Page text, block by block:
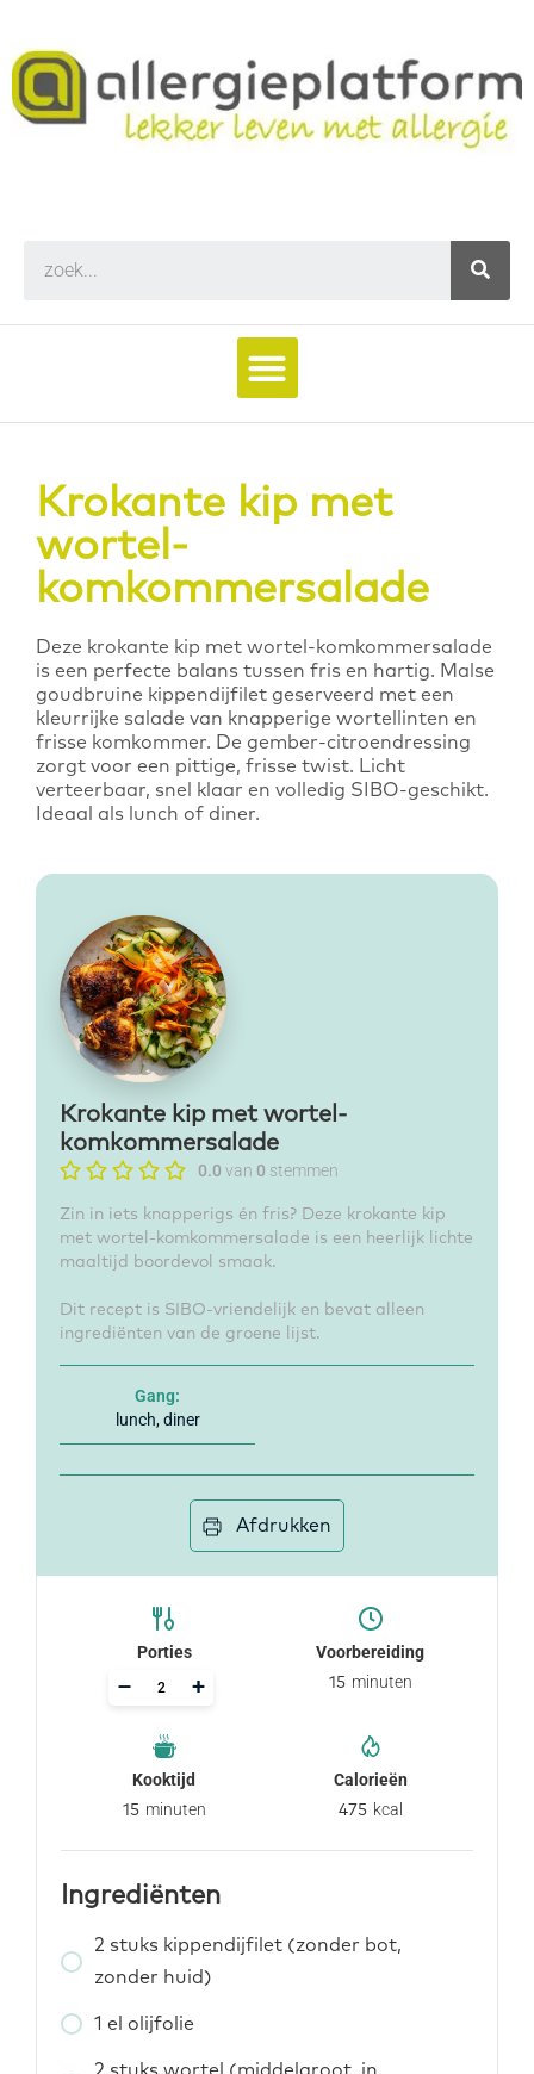
Krokante kip met
wortel-
komkommersalade
Deze krokante kip met wortel-komkommersalade
is een perfecte balans tussen fris en hartig. Malse
goudbruine kippendijfilet geserveerd met een
kleurrijke salade van knapperige wortellinten en
frisse komkommer. De gember-citroendressing
zorgt voor een pittige, frisse twist. Licht
verteerbaar, snel klaar en volledig SIBO-geschikt.
Ideaal als lunch of diner.
Krokante kip met wortel-
komkommersalade
0.0 van 0 stemmen
Zin in iets knapperigs én fris? Deze krokante kip
met wortel-komkommersalade is een heerlijk lichte
maaltijd boordevol smaak.
Dit recept is SIBO-vriendelijk en bevat alleen
ingrediënten van de groene lijst.
Gang:
lunch, diner
Afdrukken
Porties
+
–
Voorbereiding
15 minuten
Kooktijd
15 minuten
Calorieën
475 kcal
Ingrediënten
2 stuks kippendijfilet (zonder bot,
zonder huid)
1 el olijfolie
2 stuks wortel (middelgroot, in